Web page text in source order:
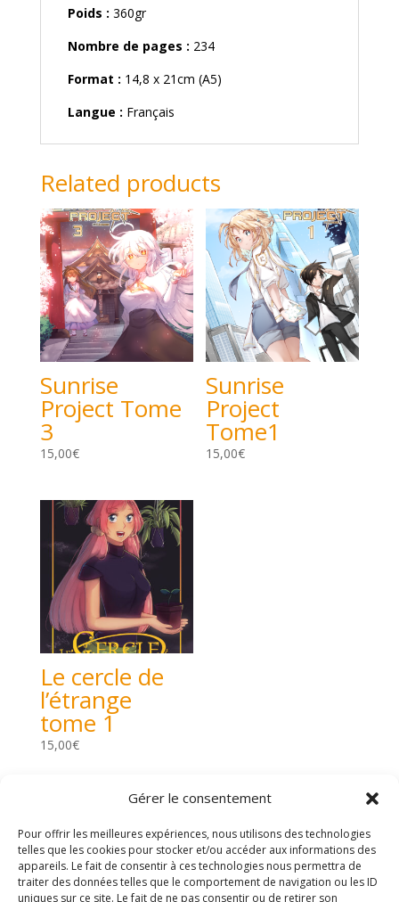
Gérer le consentement
Pour offrir les meilleures expériences, nous utilisons des technologies
telles que les cookies pour stocker et/ou accéder aux informations des
appareils. Le fait de consentir à ces technologies nous permettra de
traiter des données telles que le comportement de navigation ou les ID
uniques sur ce site. Le fait de ne pas consentir ou de retirer son
Poids : 360gr
Nombre de pages : 234
Format : 14,8 x 21cm (A5)
Langue : Français
Related products
Sunrise
Project Tome
3
15,00€
Sunrise
Project
Tome1
15,00€
Le cercle de
l’étrange
tome 1
15,00€